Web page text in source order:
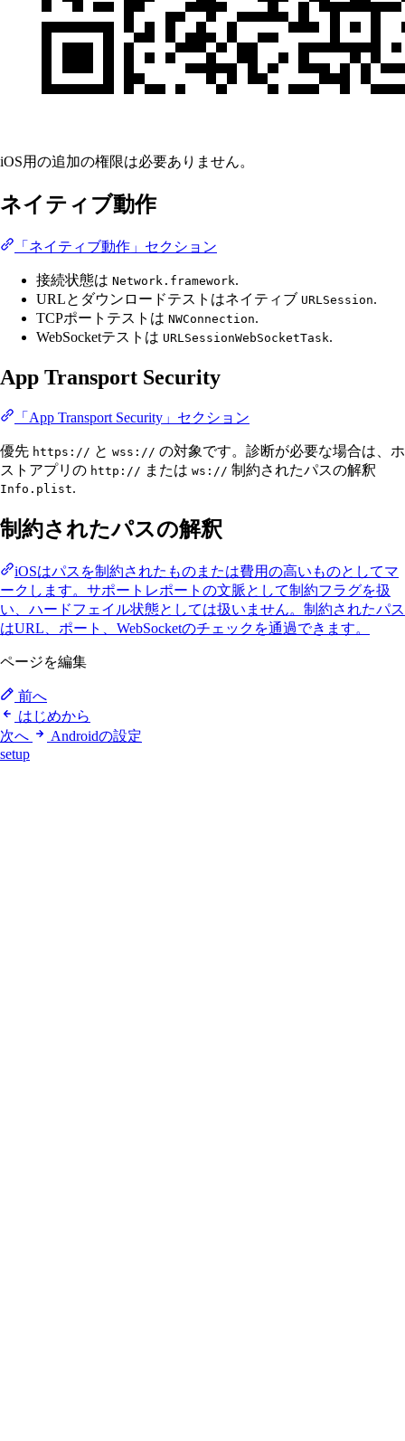
iOS用の追加の権限は必要ありません。
ネイティブ動作
「ネイティブ動作」セクション
接続状態は Network.framework.
URLとダウンロードテストはネイティブ URLSession.
TCPポートテストは NWConnection.
WebSocketテストは URLSessionWebSocketTask.
App Transport Security
「App Transport Security」セクション
優先 https:// と wss:// の対象です。診断が必要な場合は、ホ
ストアプリの http:// または ws:// 制約されたパスの解釈
Info.plist.
制約されたパスの解釈
iOSはパスを制約されたものまたは費用の高いものとしてマ
ークします。サポートレポートの文脈として制約フラグを扱
い、ハードフェイル状態としては扱いません。制約されたパス
はURL、ポート、WebSocketのチェックを通過できます。
ページを編集
前へ
はじめから
次へ
Androidの設定
setup